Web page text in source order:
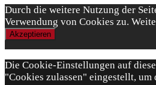
Durch die weitere Nutzung der
Verwendung von Cookies zu.
Akzeptieren
Die Cookie-Einstellungen auf
"Cookies zulassen" eingestellt, um